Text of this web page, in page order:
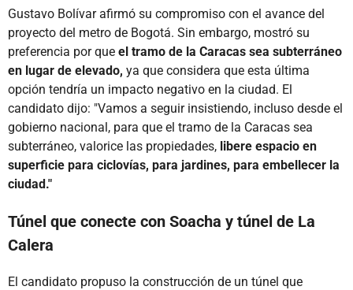
Gustavo Bolívar afirmó su compromiso con el avance del
proyecto del metro de Bogotá. Sin embargo, mostró su
preferencia por que el tramo de la Caracas sea subterráneo
en lugar de elevado, ya que considera que esta última
opción tendría un impacto negativo en la ciudad. El
candidato dijo: "Vamos a seguir insistiendo, incluso desde el
gobierno nacional, para que el tramo de la Caracas sea
subterráneo, valorice las propiedades, libere espacio en
superficie para ciclovías, para jardines, para embellecer la
ciudad."
Túnel que conecte con Soacha y túnel de La
Calera
El candidato propuso la construcción de un túnel que